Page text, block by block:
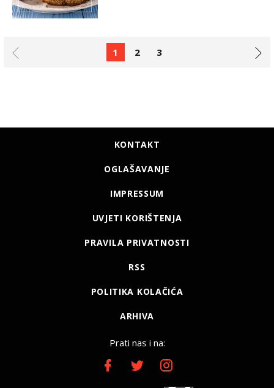
1 2 3
KONTAKT
OGLAŠAVANJE
IMPRESSUM
UVJETI KORIŠTENJA
PRAVILA PRIVATNOSTI
RSS
POLITIKA KOLAČIĆA
ARHIVA
Prati nas i na: